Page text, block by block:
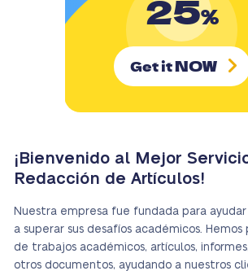
25%
Get itNOW
¡Bienvenido al Mejor
Redacción de Artículos!
Nuestra empresa fue fundada para
a superar sus desafíos académicos.
de trabajos académicos, artículos,
otros documentos, ayudando a nuestros